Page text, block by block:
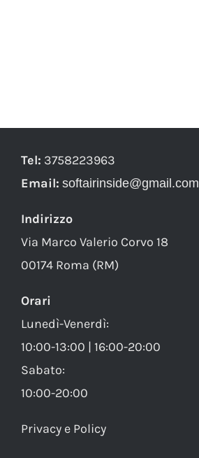
Tel: 3758223963
Email: softairinside@gmail.com
Indirizzo
Via Marco Valerio Corvo 18
00174 Roma (RM)
Orari
Lunedì-Venerdì:
10:00-13:00 | 16:00-20:00
Sabato:
10:00-20:00
Privacy e Policy